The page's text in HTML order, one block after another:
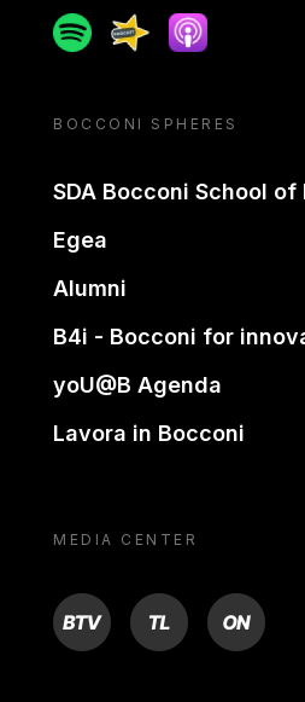
SpotifySpreakerApple podcast
BOCCONI SPHERES
SDA Bocconi School
Egea
Alumni
B4i - Bocconi for
yoU@B Agenda
Lavora in Bocconi
MEDIA CENTER
BTV TL ON